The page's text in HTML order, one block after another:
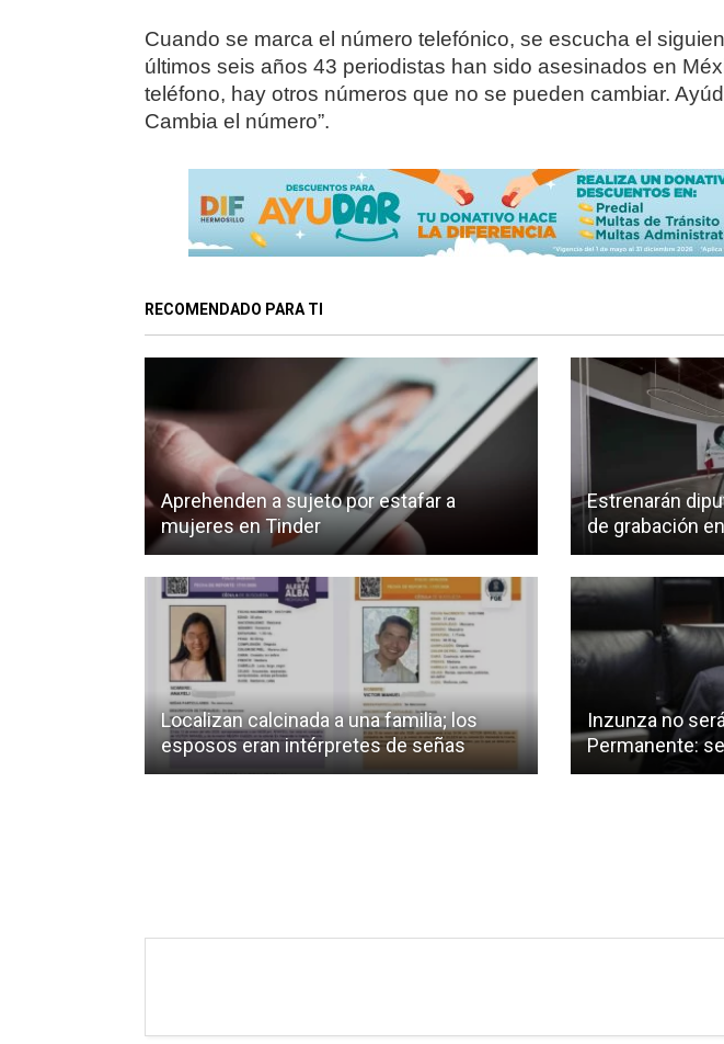
Cuando se marca el número telefónico, se escucha el
últimos seis años 43 periodistas han sido asesinados en
teléfono, hay otros números que no se pueden cambiar.
Cambia el número”.
RECOMENDADO PARA TI
Aprehenden a sujeto por estafar a
mujeres en Tinder
Estrenarán
de grabación
Localizan calcinada a una familia; los
esposos eran intérpretes de señas
Inzunza no
Permanente: